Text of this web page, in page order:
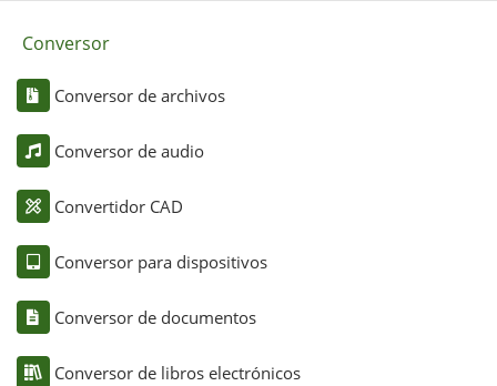
Conversor
Conversor de archivos
Conversor de audio
Convertidor CAD
Conversor para dispositivos
Conversor de documentos
Conversor de libros electrónicos